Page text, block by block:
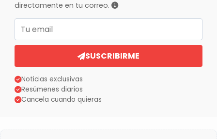
directamente en tu correo.
Correo electrónico
SUSCRIBIRME
Noticias exclusivas
Resúmenes diarios
Cancela cuando quieras